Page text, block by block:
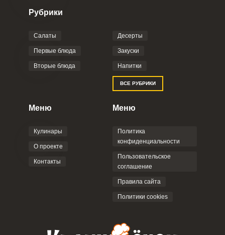
Рубрики
Салаты
Первые блюда
Вторые блюда
Десерты
Закуски
Напитки
ВСЕ РУБРИКИ
Меню
Кулинары
О проекте
Контакты
Меню
Политика
конфиденциальности
Пользовательское
соглашение
Правила сайта
Политики cookies